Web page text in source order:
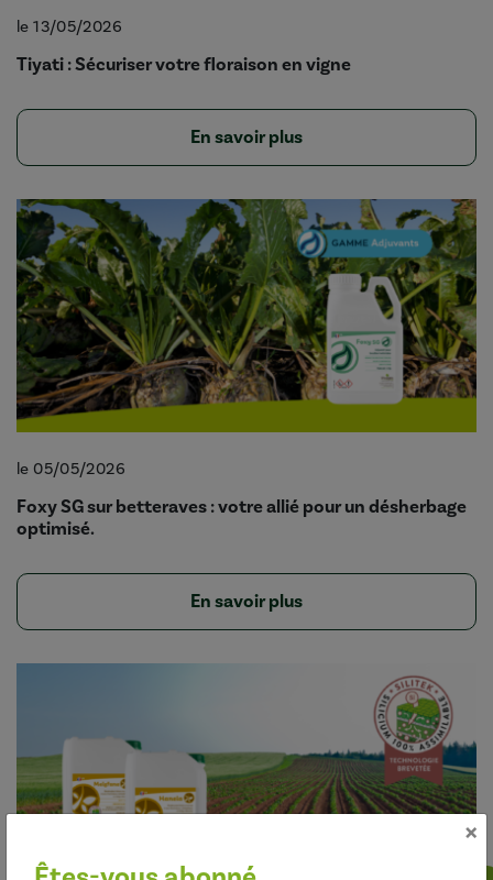
le 13/05/2026
Tiyati : Sécuriser votre floraison en vigne
En savoir plus
le 05/05/2026
Foxy SG sur betteraves : votre allié pour un désherbage
optimisé.
En savoir plus
×